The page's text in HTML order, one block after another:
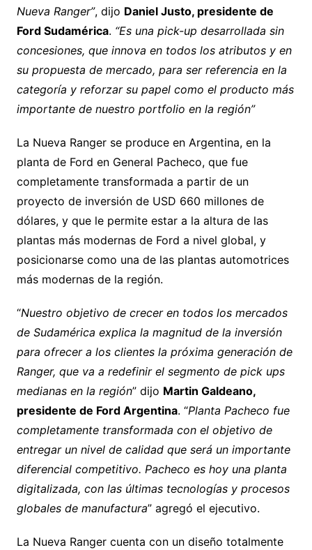
Nueva Ranger”, dijo Daniel Justo, presidente de
Ford Sudamérica. “Es una pick-up desarrollada sin
concesiones, que innova en todos los atributos y en
su propuesta de mercado, para ser referencia en la
categoría y reforzar su papel como el producto más
importante de nuestro portfolio en la región”
La Nueva Ranger se produce en Argentina, en la
planta de Ford en General Pacheco, que fue
completamente transformada a partir de un
proyecto de inversión de USD 660 millones de
dólares, y que le permite estar a la altura de las
plantas más modernas de Ford a nivel global, y
posicionarse como una de las plantas automotrices
más modernas de la región.
“Nuestro objetivo de crecer en todos los mercados
de Sudamérica explica la magnitud de la inversión
para ofrecer a los clientes la próxima generación de
Ranger, que va a redefinir el segmento de pick ups
medianas en la región” dijo Martin Galdeano,
presidente de Ford Argentina. “Planta Pacheco fue
completamente transformada con el objetivo de
entregar un nivel de calidad que será un importante
diferencial competitivo. Pacheco es hoy una planta
digitalizada, con las últimas tecnologías y procesos
globales de manufactura” agregó el ejecutivo.
La Nueva Ranger cuenta con un diseño totalmente